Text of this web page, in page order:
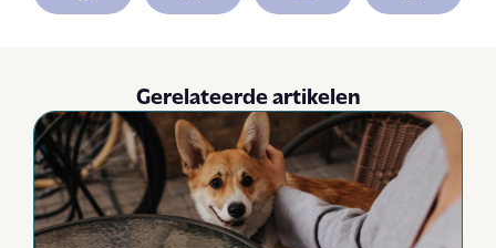
Gerelateerde artikelen